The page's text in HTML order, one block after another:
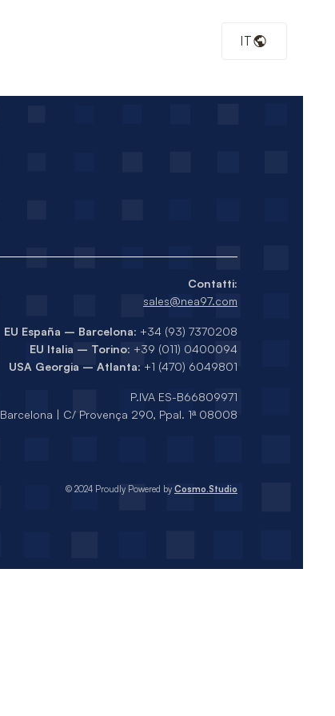
IT
Contatti:
sales@nea97.com
EU España – Barcelona: +34 (93) 7370208
EU Italia – Torino: +39 (011) 0400094
USA Georgia – Atlanta: +1 (470) 6049801
P.IVA ES-B66809971
Barcelona | C/ Provença 290, Ppal. 1ª 08008
© 2024 Proudly Powered by Cosmo.Studio